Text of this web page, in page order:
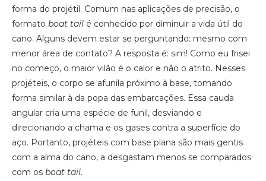
forma do projétil. Comum nas aplicações de precisão, o
formato boat tail é conhecido por diminuir a vida útil do
cano. Alguns devem estar se perguntando: mesmo com
menor área de contato? A resposta é: sim! Como eu frisei
no começo, o maior vilão é o calor e não o atrito. Nesses
projéteis, o corpo se afunila próximo à base, tomando
forma similar à da popa das embarcações. Essa cauda
angular cria uma espécie de funil, desviando e
direcionando a chama e os gases contra a superfície do
aço. Portanto, projéteis com base plana são mais gentis
com a alma do cano, a desgastam menos se comparados
com os boat tail.